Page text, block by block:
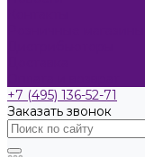
+7 (495) 136-52-71
Заказать звонок